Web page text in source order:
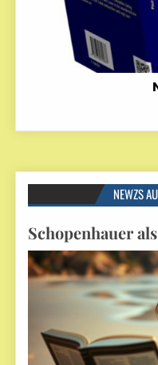
NEWZS
Schopenhauer